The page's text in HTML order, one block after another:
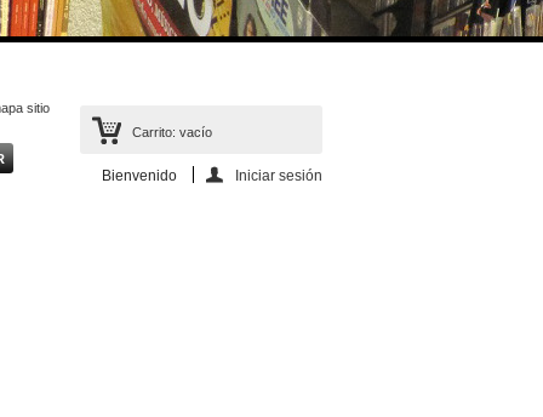
Carrito: vacío
Bienvenido Iniciar sesión
sitio